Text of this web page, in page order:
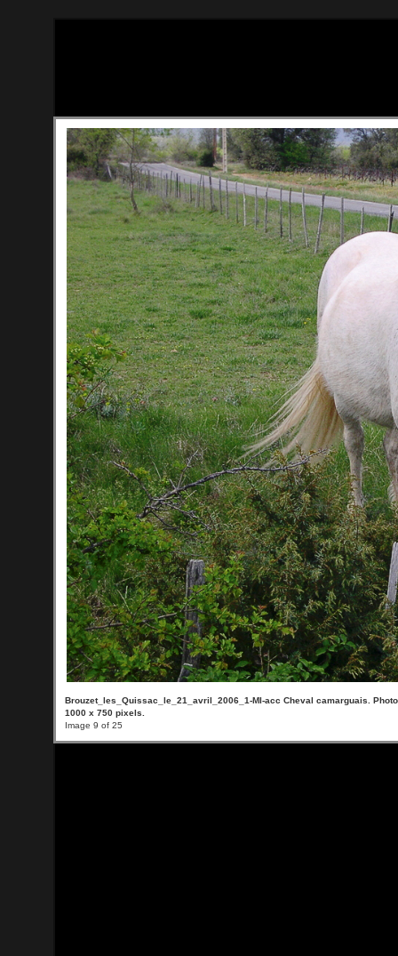
Brouzet_les_Quissac_le_21_avril_2006_1-MI-acc Cheval camarguais.
1000 x 750 pixels.
Image 9 of 25